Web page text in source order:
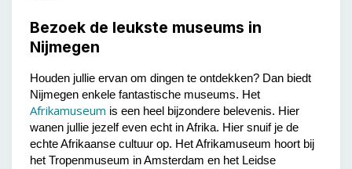
Bezoek de leukste museums in
Nijmegen
Houden jullie ervan om dingen te ontdekken? Dan biedt
Nijmegen enkele fantastische museums. Het
Afrikamuseum is een heel bijzondere belevenis. Hier
wanen jullie jezelf even echt in Afrika. Hier snuif je de
echte Afrikaanse cultuur op. Het Afrikamuseum hoort bij
het Tropenmuseum in Amsterdam en het Leidse